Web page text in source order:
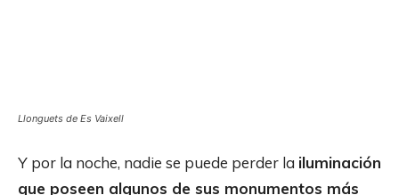
Llonguets de Es Vaixell
Y por la noche, nadie se puede perder la iluminación
que poseen algunos de sus monumentos más